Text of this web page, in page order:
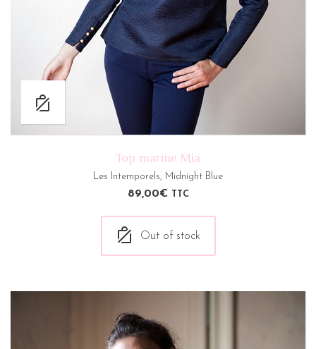
Top marine Mia
Les Intemporels, Midnight Blue
89,00€ TTC
Out of stock